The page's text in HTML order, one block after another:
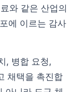
와 같은 산업의
에 이르는 감사
, 병합 요청,
채택을 촉진합